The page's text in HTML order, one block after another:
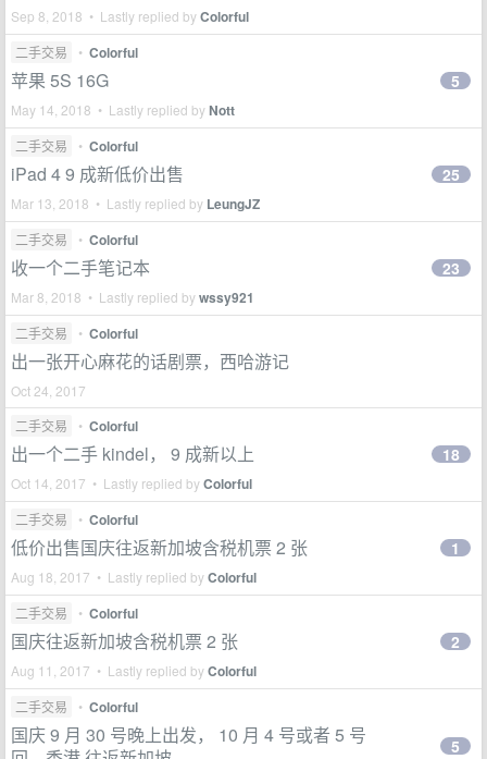
Sep 8, 2018 • Lastly replied byColorful
二手交易 • Colorful
苹果 5S 16G
May 14, 2018 • Lastly replied byNott
5
二手交易 • Colorful
iPad 4 9 成新低价出售
Mar 13, 2018 • Lastly replied by LeungJZ
25
二手交易 • Colorful
收一个二手笔记本
Mar 8, 2018 • Lastly replied bywssy921
23
二手交易 • Colorful
出一张开心麻花的话剧票，西哈游记
Oct 24, 2017
二手交易
• Colorful
出一个二手 kindel， 9 成新以上
Oct 14, 2017 • Lastly replied byColorful
18
二手交易 • Colorful
低价出售国庆往返新加坡含税机票 2 张
Aug 18, 2017 • Lastly replied byColorful
1
二手交易 • Colorful
国庆往返新加坡含税机票 2 张
Aug 11, 2017 • Lastly replied byColorful
2
二手交易 • Colorful
国庆 9 月 30 号晚上出发， 10 月 4 号或者 5 号
5